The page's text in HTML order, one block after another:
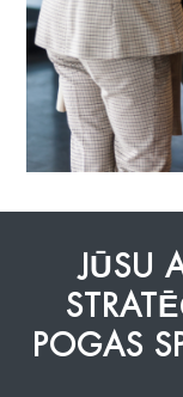
JŪSU
POGAS